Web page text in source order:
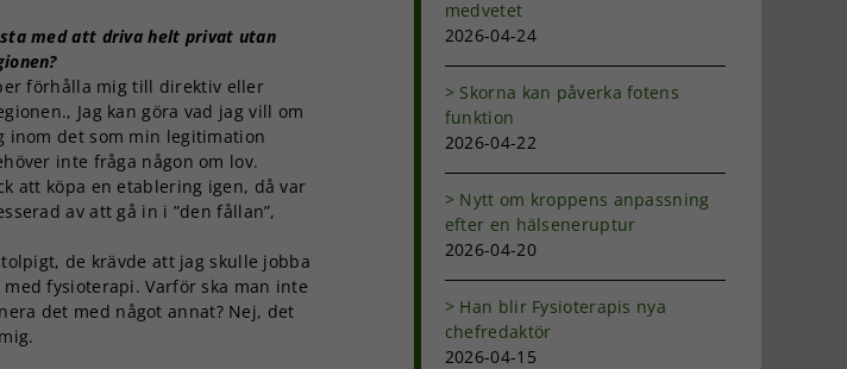
med att driva helt privat utan
förhålla mig till direktiv eller
Jag kan göra vad jag vill om
inom det som min legitimation
inte fråga någon om lov.
att köpa en etablering igen, då var
av att gå in i ”den fållan”,
de krävde att jag skulle jobba
fysioterapi. Varför ska man inte
det med något annat? Nej, det
medvetet
2026-04-24
Skorna kan påverka fotens
funktion
2026-04-22
Nytt om kroppens anpassning
efter en hälseneruptur
2026-04-20
Han blir Fysioterapis nya
chefredaktör
2026-04-15